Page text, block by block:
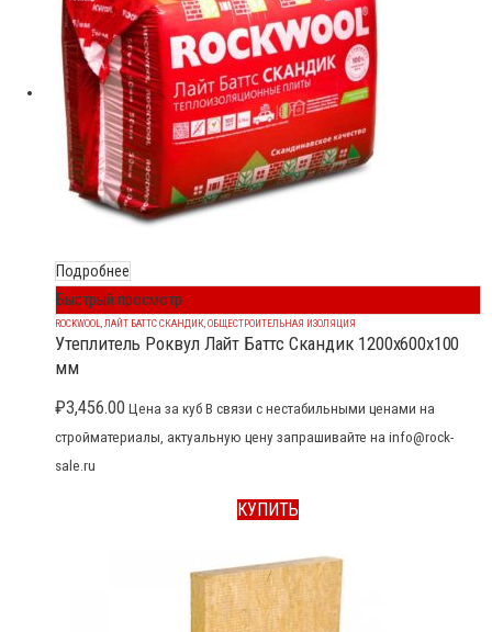
Подробнее
Быстрый просмотр
ROCKWOOL ЛАЙТ БАТТС СКАНДИК ОБЩЕСТРОИТЕЛЬНАЯ ИЗОЛЯЦИЯ
Утеплитель Роквул Лайт Баттс Скандик 1200x600x100
мм
₽3,456.00 Цена за куб В связи с нестабильными ценами на
стройматериалы, актуальную цену запрашивайте на info@rock-
sale.ru
КУПИТЬ